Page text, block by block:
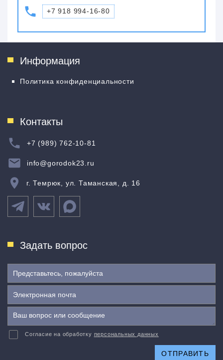
+7 918 994-16-80
Информация
Политика конфиденциальности
Контакты
+7 (989) 762-10-81
info@gorodok23.ru
г. Темрюк, ул. Таманская, д. 16
Задать вопрос
Согласие на обработку персональных данных
ОТПРАВИТЬ